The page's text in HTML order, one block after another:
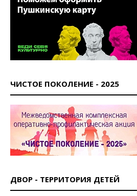
ЧИСТОЕ ПОКОЛЕНИЕ - 2025
ДВОР - ТЕРРИТОРИЯ ДЕТЕЙ